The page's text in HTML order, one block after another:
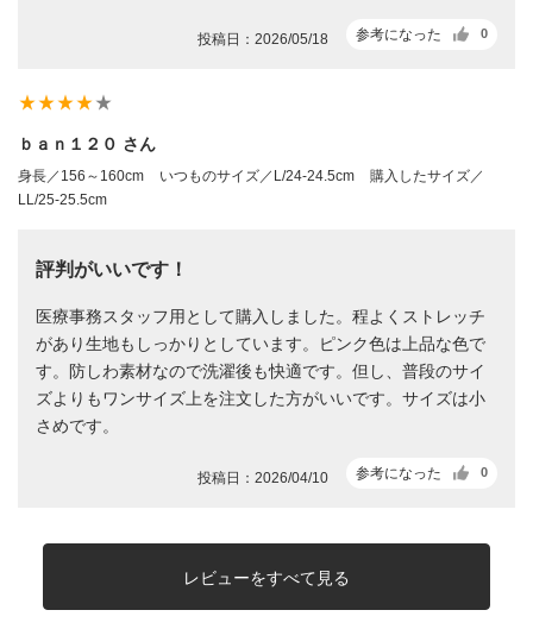
参考になった 0
投稿日：2026/05/18
star_ratestar_ratestar_ratestar_ratestar_rate
ｂａｎ１２０ さん
身長／156～160cm いつものサイズ／L/24-24.5cm
購入したサイズ／
LL/25-25.5cm
評判がいいです！
医療事務スタッフ用として購入しました。程よくストレッチ
があり生地もしっかりとしています。ピンク色は上品な色で
す。防しわ素材なので洗濯後も快適です。但し、普段のサイ
ズよりもワンサイズ上を注文した方がいいです。サイズは小
さめです。
参考になった 0
投稿日：2026/04/10
レビューをすべて見る